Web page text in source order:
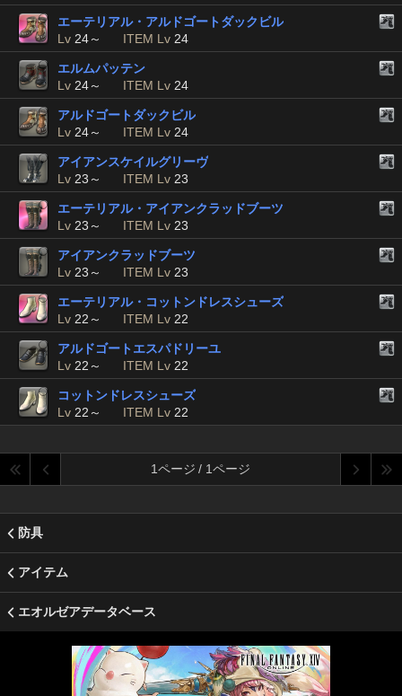
エーテリアル・アルドゴートダックビル
Lv 24～ ITEM Lv 24
エルムパッテン
Lv 24～ ITEM Lv 24
アルドゴートダックビル
Lv 24～ ITEM Lv 24
アイアンスケイルグリーヴ
Lv 23～ ITEM Lv 23
エーテリアル・アイアンクラッドブーツ
Lv 23～ ITEM Lv 23
アイアンクラッドブーツ
Lv 23～ ITEM Lv 23
エーテリアル・コットンドレスシューズ
Lv 22～ ITEM Lv 22
アルドゴートエスパドリーユ
Lv 22～ ITEM Lv 22
コットンドレスシューズ
Lv 22～ ITEM Lv 22
1ページ / 1ページ
防具
アイテム
エオルゼアデータベース